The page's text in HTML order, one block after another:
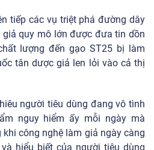
tiếp các vụ triệt phá đường dây
giả quy mô lớn được đưa tin dồn
lượng đến gạo ST25 bị làm
tân dược giả len lỏi vào cả thị
người tiêu dùng đang vô tình
nguy hiểm ấy mỗi ngày mà
khi công nghệ làm giả ngày càng
hiểu biết của người tiêu dùng